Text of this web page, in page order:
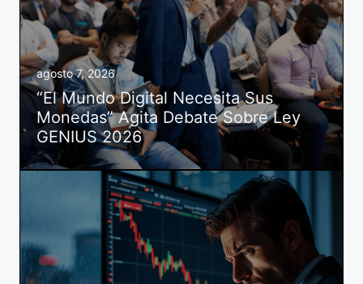
agosto 7, 2026
“El Mundo Digital Necesita Sus
Monedas” Agita Debate Sobre Ley
GENIUS 2026